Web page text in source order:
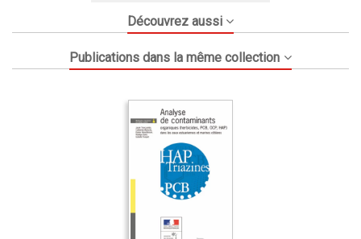
Découvrez aussi
Publications dans la même collection